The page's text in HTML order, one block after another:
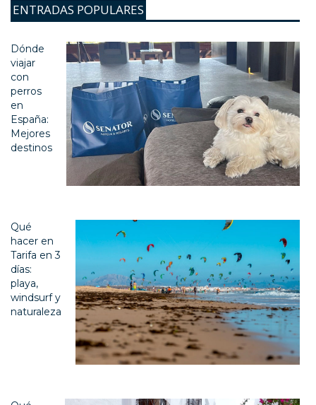
ENTRADAS POPULARES
Dónde
viajar
con
perros
en
España:
Mejores
destinos
Qué
hacer en
Tarifa en 3
días:
playa,
windsurf y
naturaleza